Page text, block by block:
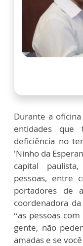
Durante a
entidades que
deficiência no
'Ninho da
capital
pessoas, entre
portadores de
coordenadora
“as pessoas
gente, não
amadas e se